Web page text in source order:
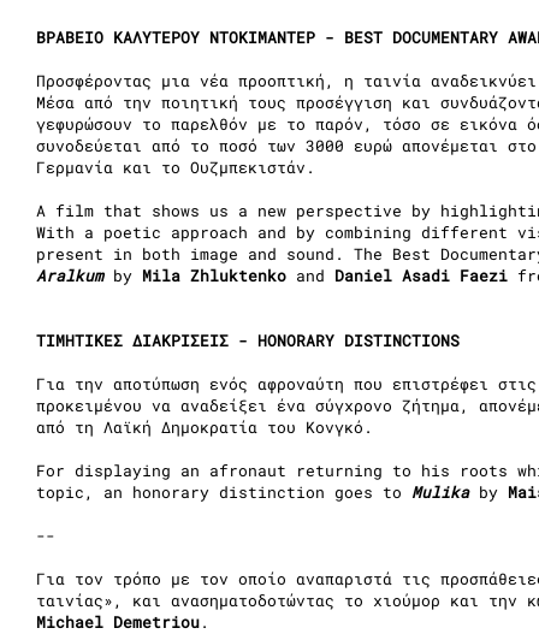
ΒΡΑΒΕΙΟ ΚΑΛΥΤΕΡΟΥ ΝΤΟΚΙΜΑΝΤΕΡ - BEST DOCUMENTARY
Προσφέροντας μια νέα προοπτική, η ταινία
Μέσα από την ποιητική τους προσέγγιση και
γεφυρώσουν το παρελθόν με το παρόν, τόσο σε εικόνα
συνοδεύεται από το ποσό των 3000 ευρώ απονέμεται
Γερμανία και το Ουζμπεκιστάν.
A film that shows us a new perspective by
With a poetic approach and by combining
present in both image and sound. The Best
Aralkumby Mila Zhluktenko and Daniel Asadi Faezi
ΤΙΜΗΤΙΚΕΣ ΔΙΑΚΡΙΣΕΙΣ - HONORARY DISTINCTIONS
Για την αποτύπωση ενός αφροναύτη που επιστρέφει
προκειμένου να αναδείξει ένα σύγχρονο ζήτημα,
από τη Λαϊκή Δημοκρατία του Κονγκό.
For displaying an afronaut returning to his roots
topic, an honorary distinction goes to Mulikaby
--
Για τον τρόπο με τον οποίο αναπαριστά τις
ταινίας», και ανασηματοδοτώντας το χιούμορ και την
Michael Demetriou.